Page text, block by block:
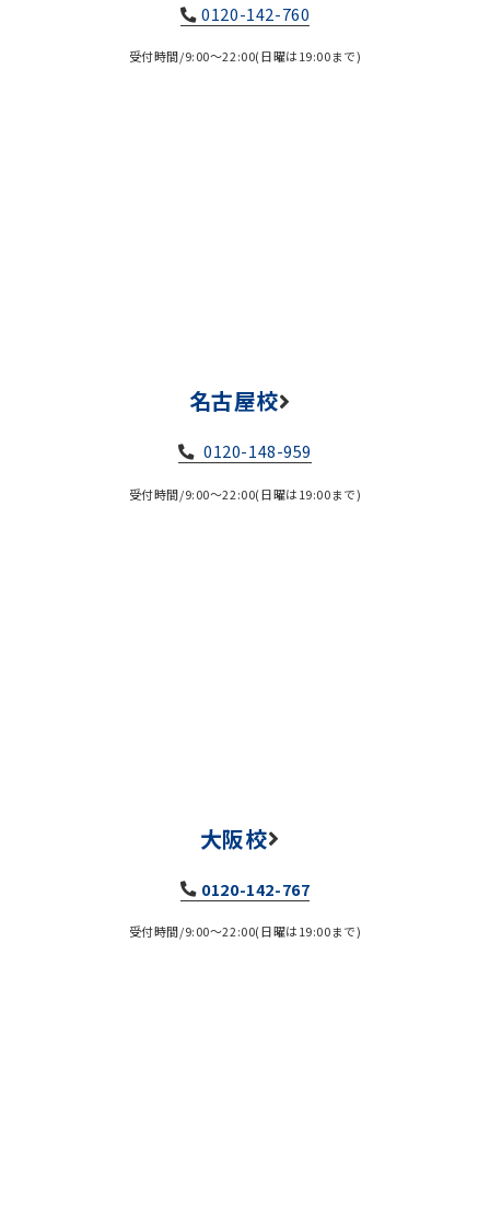
0120-142-760
受付時間/9:00～22:00(日曜は19:00まで)
名古屋校
0120-148-959
受付時間/9:00～22:00(日曜は19:00まで)
大阪校
0120-142-767
受付時間/9:00～22:00(日曜は19:00まで)